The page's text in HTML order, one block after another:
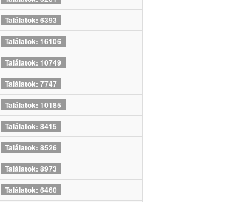
Találatok: 6393
Találatok: 16106
Találatok: 10749
Találatok: 7747
Találatok: 10185
Találatok: 8415
Találatok: 8526
Találatok: 8973
Találatok: 6460